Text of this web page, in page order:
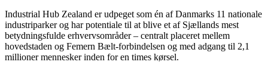
Industrial Hub Zealand er udpeget som én af Danmarks 11 nationale
industriparker og har potentiale til at blive et af Sjællands mest
betydningsfulde erhvervsområder – centralt placeret mellem
hovedstaden og Femern Bælt-forbindelsen og med adgang til 2,1
millioner mennesker inden for en times kørsel.